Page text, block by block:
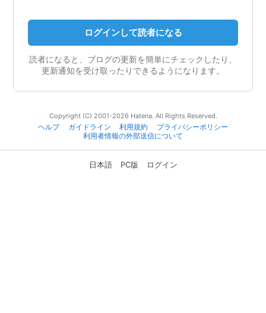
ログインして読者になる
読者になると、ブログの更新を簡単にチェックしたり、
更新通知を受け取ったりできるようになります。
Copyright (C) 2001-2026 Hatena. All Rights Reserved.
ヘルプ
ガイドライン 利用規約
プライバシーポリシー
利用者情報の外部送信について
日本語 PC版 ログイン